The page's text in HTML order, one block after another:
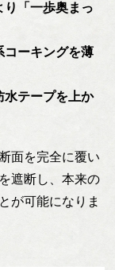
り「一歩奥まっ
コーキングを薄
水テープを上か
面を完全に覆い
遮断し、本来の
が可能になりま